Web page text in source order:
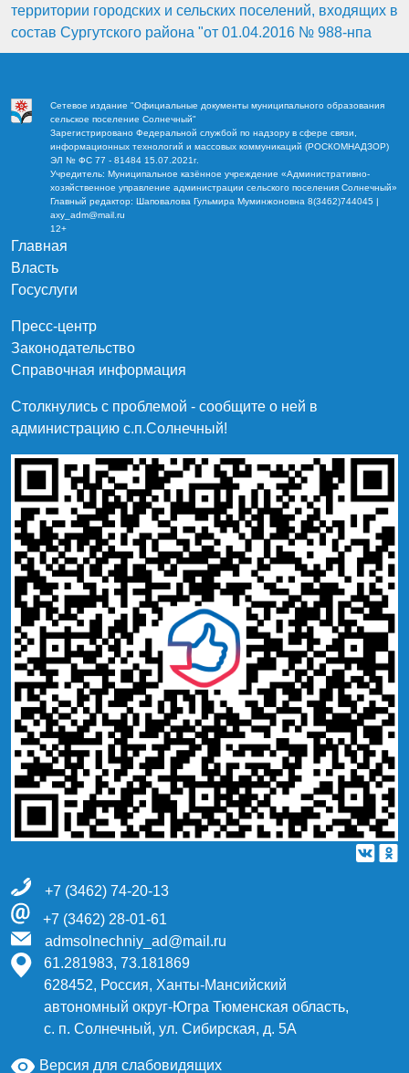
территории городских и сельских поселений, входящих в
состав Сургутского района "от 01.04.2016 № 988-нпа
Сетевое издание "Официальные документы муниципального образования
сельское поселение Солнечный"
Зарегистрировано Федеральной службой по надзору в сфере связи,
информационных технологий и массовых коммуникаций (РОСКОМНАДЗОР)
ЭЛ № ФС 77 - 81484 15.07.2021г.
Учредитель: Муниципальное казённое учреждение «Административно-
хозяйственное управление администрации сельского поселения Солнечный»
Главный редактор: Шаповалова Гульмира Муминжоновна 8(3462)744045 |
axy_adm@mail.ru
12+
Главная
Власть
Госуслуги
Пресс-центр
Законодательство
Справочная информация
Столкнулись с проблемой - сообщите о ней в
администрацию c.п.Солнечный!
+7 (3462) 74-20-13
+7 (3462) 28-01-61
admsolnechniy_ad@mail.ru
61.281983, 73.181869
628452, Россия, Ханты-Мансийский
автономный округ-Югра Тюменская область,
с. п. Солнечный, ул. Сибирская, д. 5А
Версия для слабовидящих